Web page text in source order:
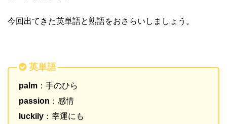
今回出てきた英単語と熟語をおさらいしましょう。
英単語
palm ：手のひら
passion ：感情
luckily ：幸運にも